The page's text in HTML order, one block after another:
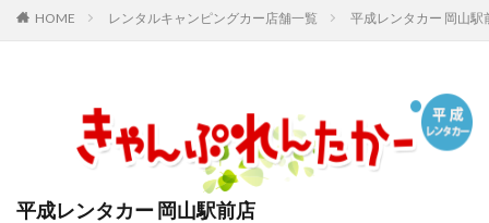
HOME レンタルキャンピングカー店舗一覧 平成レンタカー 岡山駅
平成レンタカー 岡山駅前店